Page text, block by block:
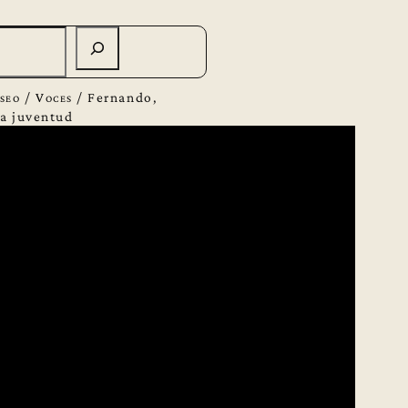
/ Voces /Fernando,
juventud